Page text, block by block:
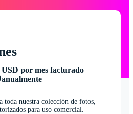
USD por mes facturado
anualmente
toda nuestra colección de fotos,
para uso comercial.